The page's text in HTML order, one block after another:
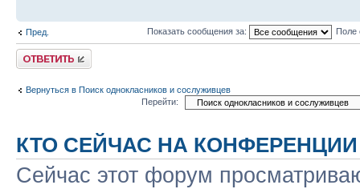
Пред. Показать сообщения за: Поле
Ответить
Вернуться в Поиск однокласников и сослуживцев
Перейти:
КТО СЕЙЧАС НА КОНФЕРЕНЦИИ
Сейчас этот форум